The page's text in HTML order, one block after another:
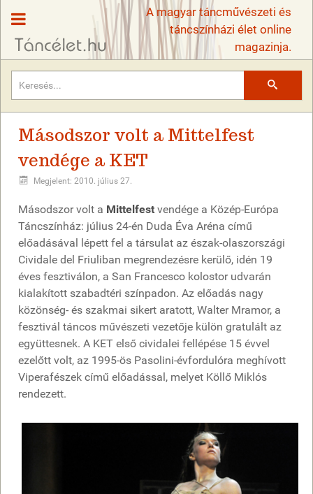
A magyar táncművészeti és
táncszínházi élet online
magazinja.
Másodszor volt a Mittelfest
vendége a KET
Megjelent: 2010. július 27.
Másodszor volt a Mittelfest vendége a Közép-Európa
Táncszínház: július 24-én Duda Éva Aréna című
előadásával lépett fel a társulat az észak-olaszországi
Cividale del Friuliban megrendezésre kerülő, idén 19
éves fesztiválon, a San Francesco kolostor udvarán
kialakított szabadtéri színpadon. Az előadás nagy
közönség- és szakmai sikert aratott, Walter Mramor, a
fesztivál táncos művészeti vezetője külön gratulált az
együttesnek. A KET első cividalei fellépése 15 évvel
ezelőtt volt, az 1995-ös Pasolini-évfordulóra meghívott
Viperafészek című előadással, melyet Köllő Miklós
rendezett.